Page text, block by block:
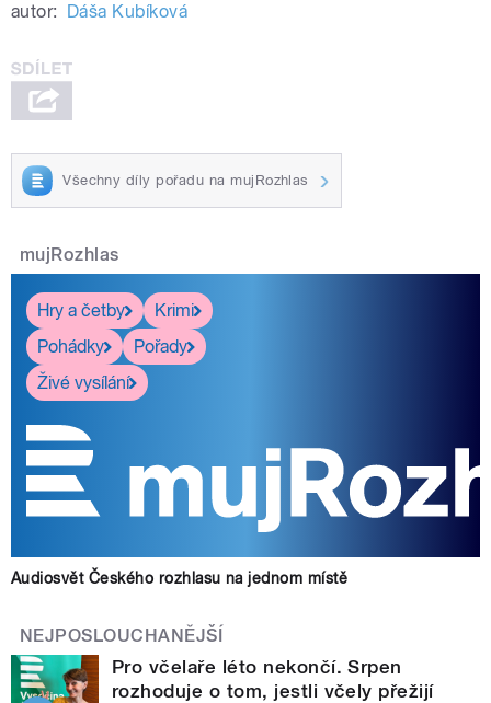
autor: Dáša Kubíková
Všechny díly pořadu na mujRozhlas
mujRozhlas
Hry a četby
Krimi
Pohádky
Pořady
Živé vysílání
Audiosvět Českého rozhlasu na jednom místě
NEJPOSLOUCHANĚJŠÍ
Pro včelaře léto nekončí. Srpen
rozhoduje o tom, jestli včely přežijí